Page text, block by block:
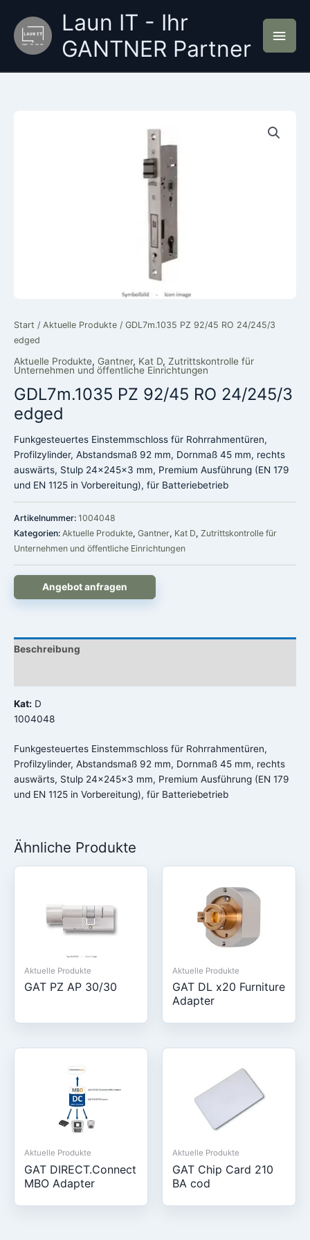
Inhalt
springen
Laun IT - Ihr
GANTNER Partner
Start / Aktuelle Produkte / GDL7m.1035 PZ 92/45 RO 24/245/3
edged
Aktuelle Produkte, Gantner, Kat D, Zutrittskontrolle für
Unternehmen und öffentliche Einrichtungen
GDL7m.1035 PZ 92/45 RO 24/245/3
edged
Funkgesteuertes Einstemmschloss für Rohrrahmentüren,
Profilzylinder, Abstandsmaß 92 mm, Dornmaß 45 mm, rechts
auswärts, Stulp 24x245x3 mm, Premium Ausführung (EN 179
und EN 1125 in Vorbereitung), für Batteriebetrieb
Artikelnummer: 1004048
Kategorien: Aktuelle Produkte, Gantner, Kat D, Zutrittskontrolle für
Unternehmen und öffentliche Einrichtungen
Angebot anfragen
Beschreibung
Kat: D
1004048
Funkgesteuertes Einstemmschloss für Rohrrahmentüren,
Profilzylinder, Abstandsmaß 92 mm, Dornmaß 45 mm, rechts
auswärts, Stulp 24x245x3 mm, Premium Ausführung (EN 179
und EN 1125 in Vorbereitung), für Batteriebetrieb
Ähnliche Produkte
Aktuelle Produkte
GAT PZ AP 30/30
Aktuelle Produkte
GAT DL x20 Furniture
Adapter
Aktuelle Produkte
GAT DIRECT.Connect
MBO Adapter
Aktuelle Produkte
GAT Chip Card 210
BA cod